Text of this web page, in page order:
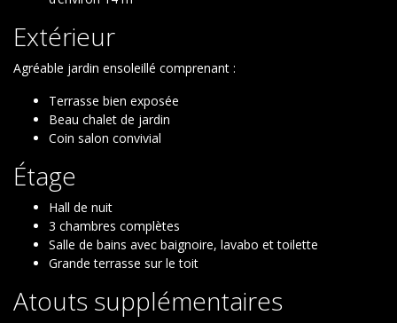
Extérieur
Agréable jardin ensoleillé comprenant :
Terrasse bien exposée
Beau chalet de jardin
Coin salon convivial
Étage
Hall de nuit
3 chambres complètes
Salle de bains avec baignoire, lavabo et toilette
Grande terrasse sur le toit
Atouts supplémentaires